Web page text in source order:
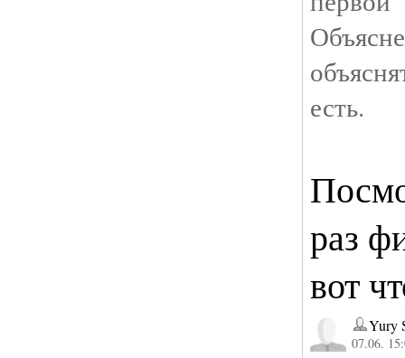
есть.
раз
вот
Yury
07.06.